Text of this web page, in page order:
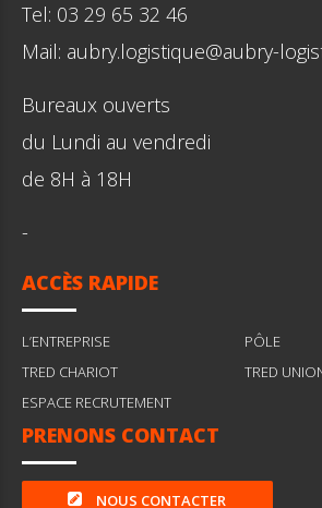
Tel: 03 29 65 32 46
Mail: aubry.logistique@aubry-
Bureaux ouverts
du Lundi au vendredi
de 8H à 18H
-
ACCÈS RAPIDE
L’ENTREPRISE
PÔLE
TRED CHARIOT
TRED
ESPACE RECRUTEMENT
PRENONS CONTACT
NOUS CONTACTER